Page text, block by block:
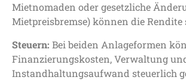
Mietnomaden oder gesetzliche
Mietpreisbremse) können die Rendite
Steuern: Bei beiden Anlageformen
Finanzierungskosten, Verwaltung
Instandhaltungsaufwand steuerlich